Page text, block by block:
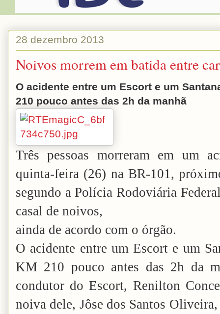
28 dezembro 2013
Noivos morrem em batida entre
O acidente entre um Escort e um
210 pouco antes das 2h da manhã
Três pessoas morreram em um
quinta-feira (26) na BR-101,
segundo a Polícia Rodoviária
casal de noivos,
ainda de acordo com o órgão.
O acidente entre um Escort e um
KM 210 pouco antes das 2h da
condutor do Escort, Renilton
noiva dele, Jôse dos Santos